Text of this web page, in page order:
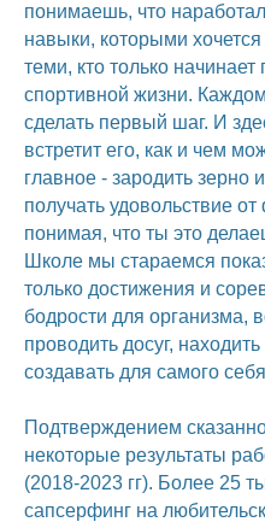
понимаешь, что
навыки, которыми
теми, кто только начинает
спортивной жизни.
сделать первый шаг. И
встретит его, как и чем
главное - зародить зерно
получать удовольствие от
понимая, что ты это
Школе мы стараемся
только достижения и
бодрости для организма,
проводить досуг,
создавать для самого
Подтверждением
некоторые результаты
(2018-2023 гг). Более 25
сапсерфинг на